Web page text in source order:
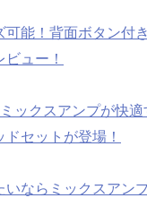
可能！背面ボタン付
ュー！
ックスアンプが快
セットが登場！
いならミックスアン